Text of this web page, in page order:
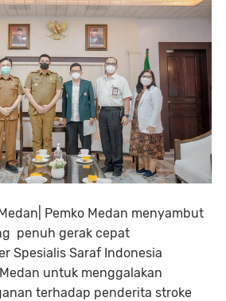
Pemko Medan menyambut
penuh gerak cepat
Spesialis Saraf Indonesia
untuk menggalakan
terhadap penderita stroke